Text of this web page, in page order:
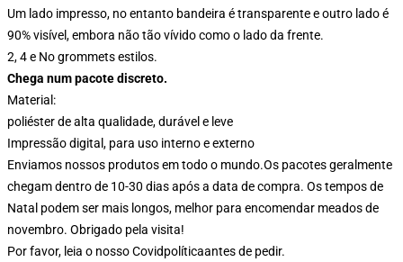
Um lado impresso, no entanto bandeira é transparente e outro lado é
90% visível, embora não tão vívido como o lado da frente.
2, 4 e No grommets estilos.
Chega num pacote discreto.
Material:
poliéster de alta qualidade, durável e leve
Impressão digital, para uso interno e externo
Enviamos nossos produtos em todo o mundo.Os pacotes geralmente
chegam dentro de 10-30 dias após a data de compra. Os tempos de
Natal podem ser mais longos, melhor para encomendar meados de
novembro. Obrigado pela visita!
Por favor, leia o nosso Covidpolíticaantes de pedir.